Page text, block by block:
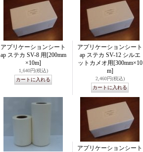
アプリケーションシート
ap ステカ SV-8 用 [200mm
×10m]
1,640円(税込)
アプリケーションシート
ap ステカ SV-12 シルエ
ットカメオ用 [300mm×10
m]
2,460円(税込)
アプリケーションシート